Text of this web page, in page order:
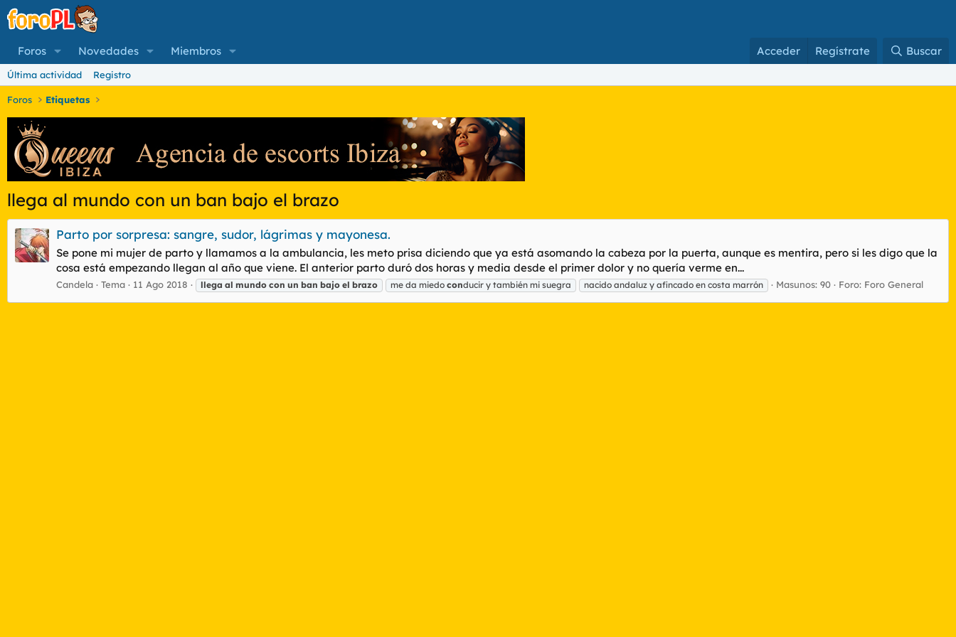
Foros Novedades Miembros Acceder Regístrate Buscar
Última actividad Registro
Foros Etiquetas
llega al mundo con un ban bajo el brazo
Parto por sorpresa: sangre, sudor, lágrimas y mayonesa.
Se pone mi mujer de parto y llamamos a la ambulancia, les meto prisa diciendo que ya está asomando la cabeza por la puerta, aunque es mentira, pero si les digo que la
cosa está empezando llegan al año que viene. El anterior parto duró dos horas y media desde el primer dolor y no quería verme en...
Candela Tema 11 Ago 2018 llega al mundo con un ban bajo el brazo me da miedo conducir y también mi suegra nacido andaluz y afincado en costa marrón Masunos: 90 Foro: Foro General